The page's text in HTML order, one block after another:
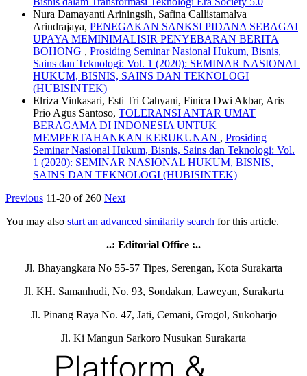
Nura Damayanti Ariningsih, Safina Callistamalva
Arindrajaya, PENEGAKAN SANKSI PIDANA SEBAGAI
UPAYA MEMINIMALISIR PENYEBARAN BERITA
BOHONG , Prosiding Seminar Nasional Hukum, Bisnis,
Sains dan Teknologi: Vol. 1 (2020): SEMINAR NASIONAL
HUKUM, BISNIS, SAINS DAN TEKNOLOGI
(HUBISINTEK)
Elriza Vinkasari, Esti Tri Cahyani, Finica Dwi Akbar, Aris
Prio Agus Santoso, TOLERANSI ANTAR UMAT
BERAGAMA DI INDONESIA UNTUK
MEMPERTAHANKAN KERUKUNAN , Prosiding
Seminar Nasional Hukum, Bisnis, Sains dan Teknologi: Vol.
1 (2020): SEMINAR NASIONAL HUKUM, BISNIS,
SAINS DAN TEKNOLOGI (HUBISINTEK)
Previous 11-20 of 260 Next
You may also start an advanced similarity search for this article.
..: Editorial Office :..
Jl. Bhayangkara No 55-57 Tipes, Serengan, Kota Surakarta
Jl. KH. Samanhudi, No. 93, Sondakan, Laweyan, Surakarta
Jl. Pinang Raya No. 47, Jati, Cemani, Grogol, Sukoharjo
Jl. Ki Mangun Sarkoro Nusukan Surakarta